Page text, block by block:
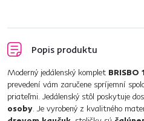
Popis produktu
Moderný jedálenský komplet BRISBO
prevedení vám zaručene spríjemní
priateľmi. Jedálenský stôl poskytuje
osoby. Je vyrobený z kvalitného